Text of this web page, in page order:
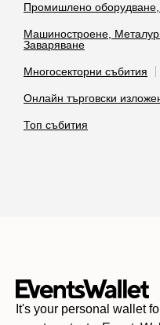
Промишлено оборудване,
Машиностроене,
Заваряване
Многосекторни събития
Онлайн търговски
Топ събития
It's your personal wallet